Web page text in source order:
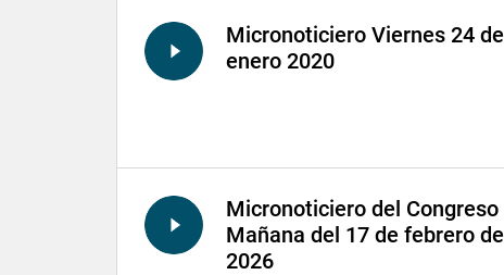
Micronoticiero Viernes 24 de
enero 2020
Micronoticiero del Congreso
Mañana del 17 de febrero de
2026